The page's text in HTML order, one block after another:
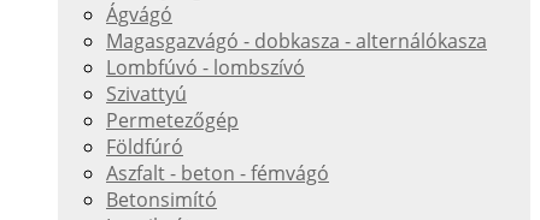
Ágvágó
Magasgazvágó - dobkasza - alternálókasza
Lombfúvó - lombszívó
Szivattyú
Permetezőgép
Földfúró
Aszfalt - beton - fémvágó
Betonsimító